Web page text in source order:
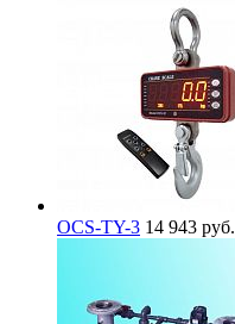
OCS-TY-3 14 943 руб.